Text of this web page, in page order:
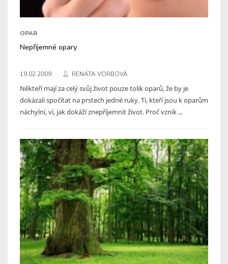
OPAR
Nepříjemné opary
19.02.2009 RENÁTA VORBOVÁ
Někteří mají za celý svůj život pouze tolik oparů, že by je
dokázali spočítat na prstech jedné ruky. Ti, kteří jsou k oparům
náchylní, ví, jak dokáží znepříjemnit život. Proč vznik ...